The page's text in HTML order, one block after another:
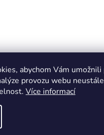
abychom Vám
provozu webu
Více informací
Online marketing zajišťuje